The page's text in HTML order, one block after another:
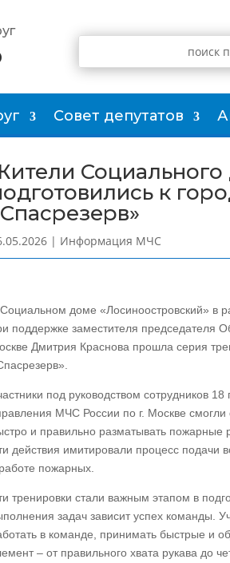
Совет депутатов
Социального
к
| Информация МЧС
доме «Лосиноостровский» в
поддержке заместителя председателя
Дмитрия Краснова прошла серия
под руководством сотрудников
МЧС России по г. Москве смогли
и правильно разматывать пожарные
действия имитировали процесс подачи
пожарных.
тренировки стали важным этапом в
задач зависит успех команды.
в команде, принимать быстрые и
– от правильного хвата рукава до